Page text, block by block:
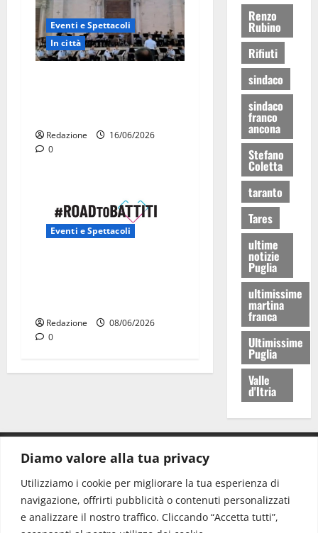
Diamo valore alla tua privacy
Utilizziamo i cookie per migliorare la tua esperienza di
navigazione, offrirti pubblicità o contenuti personalizzati
e analizzare il nostro traffico. Cliccando “Accetta tutti”,
Eventi e Spettacoli
In città
Redazione
16/06/2026
0
Eventi e Spettacoli
Redazione
08/06/2026
0
Renzo
Rubino
Rifiuti
sindaco
sindaco
franco
ancona
Stefano
Coletta
taranto
Tares
ultime
notizie
Puglia
ultimissime
martina
franca
Ultimissime
Puglia
Valle
d'Itria
Redazione: redazione@www.martinasera.it
Direttore:direttore@www.martinasera.it